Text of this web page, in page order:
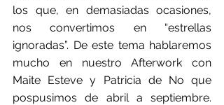
los que, en demasiadas ocasiones,
nos convertimos en “estrellas
ignoradas”. De este tema hablaremos
mucho en nuestro Afterwork con
Maite Esteve y Patricia de No que
pospusimos de abril a septiembre.